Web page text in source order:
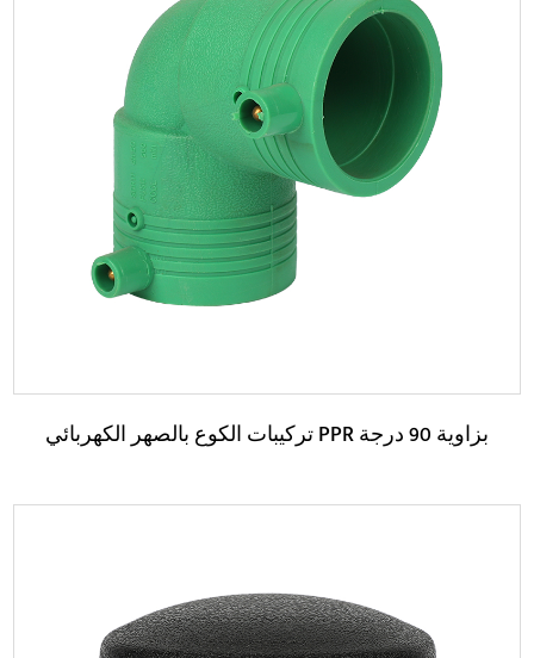
حدود:
اقرأ المزيد
تركيبات الكوع بالصهر الكهربائي PPR بزاوية 90 درجة